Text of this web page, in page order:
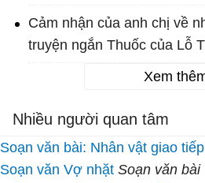
Cảm nhận của anh chị về
truyện ngắn Thuốc của Lỗ
Xem
Nhiều người quan tâm
Soạn văn bài: Nhân vật giao tiếp
Soạn văn Vợ nhặt Soạn văn